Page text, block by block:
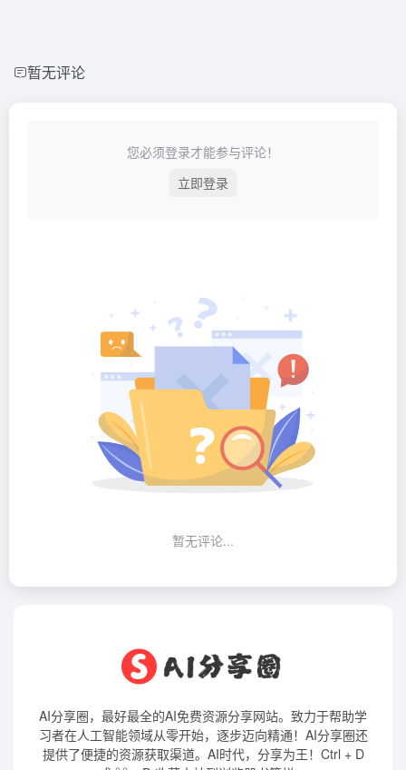
暂无评论
您必须登录才能参与评论！
立即登录
暂无评论...
AI分享圈，最好最全的AI免费资源分享网站。致力于帮助学
习者在人工智能领域从零开始，逐步迈向精通！AI分享圈还
提供了便捷的资源获取渠道。AI时代，分享为王！Ctrl + D